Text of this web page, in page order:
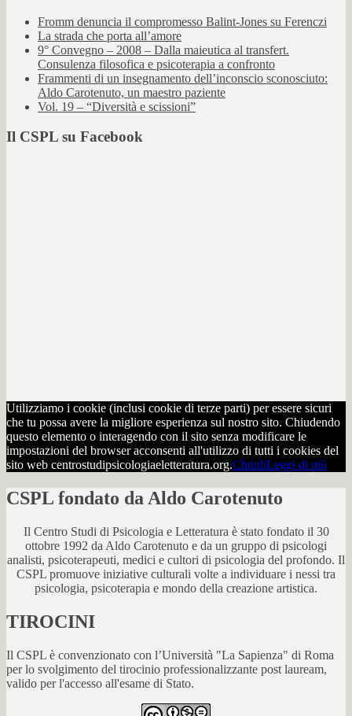
Fromm denuncia il compromesso Balint-Jones su Ferenczi
La strada che porta all’amore
9° Convegno – 2008 – Dalla maieutica al transfert.
Consulenza filosofica e psicoterapia a confronto
Frammenti di un insegnamento dell’inconscio sconosciuto:
Aldo Carotenuto, un maestro paziente
Vol. 19 – “Diversità e scissioni”
Il CSPL su Facebook
Utilizziamo i cookie (inclusi cookie di terze parti) per essere sicuri
che tu possa avere la migliore esperienza sul nostro sito. Chiudendo
questo elemento o interagendo con il sito senza modificare le
impostazioni del browser acconsenti all'utilizzo di tutti i cookies del
sito web centrostudipsicologiaeletteratura.org.ChiudiLeggi di più
CSPL fondato da Aldo Carotenuto
Il Centro Studi di Psicologia e Letteratura è stato fondato il 30
ottobre 1992 da Aldo Carotenuto e da un gruppo di psicologi
analisti, psicoterapeuti, medici e cultori di psicologia del profondo. Il
CSPL promuove iniziative culturali volte a individuare i nessi tra
psicologia, psicoterapia e mondo della creazione artistica.
TIROCINI
Il CSPL è convenzionato con l’Università "La Sapienza" di Roma
per lo svolgimento del tirocinio professionalizzante post lauream,
valido per l'accesso all'esame di Stato.